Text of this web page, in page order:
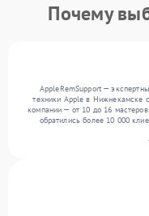
Почему
AppleRemSupport —
техники Apple в Нижнекамске
компании — от 10 до 16
обратились более 10 000
превысило 12 000.
включая , , . Мы устраняем